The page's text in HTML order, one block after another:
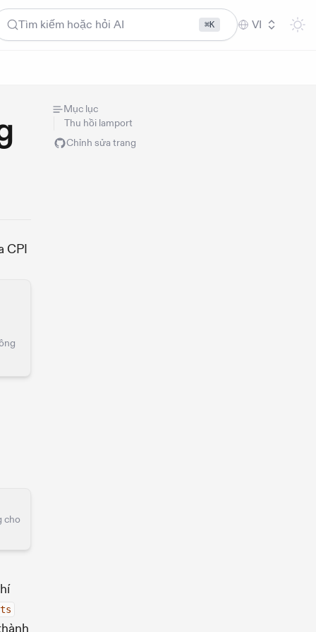
Tìm kiếm hoặc hỏi AI ⌘K VI
CPI
cho
Mục lục
Thu hồi lamport
Chỉnh sửa trang